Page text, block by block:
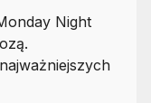
Night